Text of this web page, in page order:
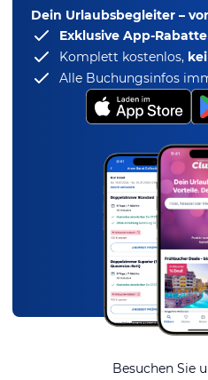
Dein Urlaubsbegleiter –
Exklusive App-Rabatte
Komplett kostenlos,
Alle Buchungsinfos
Besuchen Sie